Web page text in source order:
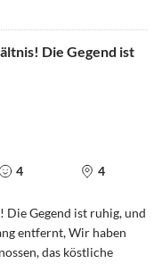
Die Gegend ist
4 4
Die Gegend ist ruhig, und
entfernt, Wir haben
das köstliche